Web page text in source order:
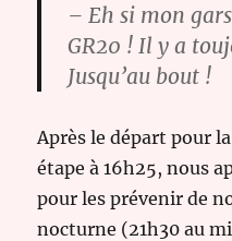
– Eh si mon
GR20 ! Il y a
Jusqu’au bout !
Après le départ pour
étape à 16h25, nous
pour les prévenir de
nocturne (21h30 au